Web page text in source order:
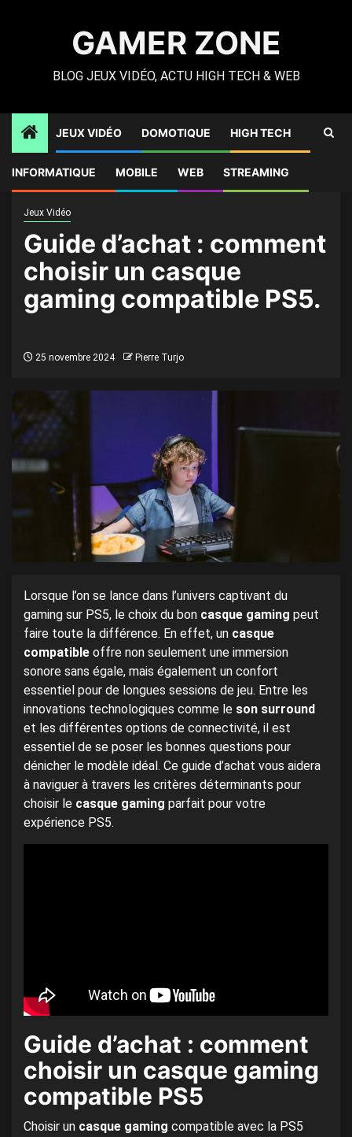
GAMER ZONE
BLOG JEUX VIDÉO, ACTU HIGH TECH & WEB
JEUX VIDÉO DOMOTIQUE HIGH TECH
INFORMATIQUE MOBILE WEB STREAMING
un casque gaming compatible PS5.
Jeux Vidéo
Guide d’achat : comment
choisir un casque
gaming compatible PS5.
25 novembre 2024 Pierre Turjo
Lorsque l’on se lance dans l’univers captivant du
gaming sur PS5, le choix du bon casque gaming peut
faire toute la différence. En effet, un casque
compatible offre non seulement une immersion
sonore sans égale, mais également un confort
essentiel pour de longues sessions de jeu. Entre les
innovations technologiques comme le son surround
et les différentes options de connectivité, il est
essentiel de se poser les bonnes questions pour
dénicher le modèle idéal. Ce guide d’achat vous aidera
à naviguer à travers les critères déterminants pour
choisir le casque gaming parfait pour votre
expérience PS5.
Guide d’achat : comment
choisir un casque gaming
compatible PS5
Choisir un casque gaming compatible avec la PS5